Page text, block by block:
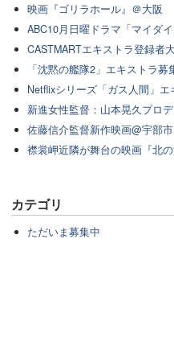
映画『ゴリラホール』＠大阪
ABC10月日曜ドラマ「マイダイ
CASTMARTエキストラ登録者
「沈黙の艦隊2」エキストラ募
Netflixシリーズ「ガス人間」
新進女性監督：山本晃久プロ
佐藤信介監督新作映画@宇部
襟裳岬近隣が舞台の映画『北
カテゴリ
ただいま募集中